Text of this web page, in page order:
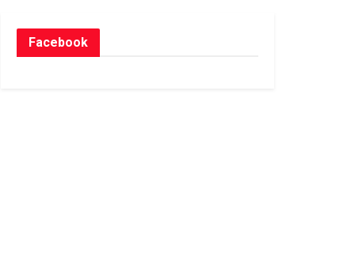
Facebook